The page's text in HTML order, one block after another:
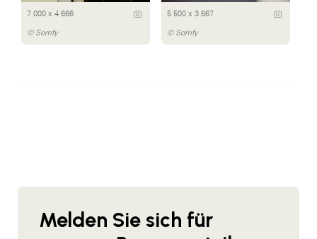
7 000 x 4 666
© Somfy
5 500 x 3 667
© Somfy
Melden Sie sich für